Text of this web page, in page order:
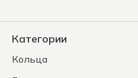
Категории
Кольца